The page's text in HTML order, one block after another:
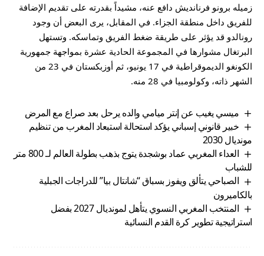
زميله برونو فرنانديش دافع عنه، مشيداً بقدرته على تقديم الإضافة
للفريق داخل منطقة الجزاء. في المقابل، يرى البعض أن وجود
رونالدو قد يؤثر على طريقة ضغط الفريق وتماسكه. وتستهل
البرتغال مشوارها في المجموعة الحادية عشرة بمواجهة جمهورية
الكونغو الديموقراطية في 17 يونيو، ثم أوزبكستان في 23 من
الشهر ذاته، وكولومبيا في 28 منه.
ميسي يغيب عن إنتر ميامي والده يرحل بعد صراع مع المرض
خبير قانوني إسباني يؤكد استحالة استبعاد المغرب من تنظيم
مونديال 2030
العداء المغربي عماد بوشجدة يتوج بذهب بطولة العالم لـ 800 متر
للشباب
الصباحي يتألق ويفوز بسباق “شانتال بيا” للدراجات الجبلية
بالكاميرون
المنتخب المغربي النسوي يتأهل لمونديال 2027 بفضل
استراتيجية تطوير كرة القدم النسائية